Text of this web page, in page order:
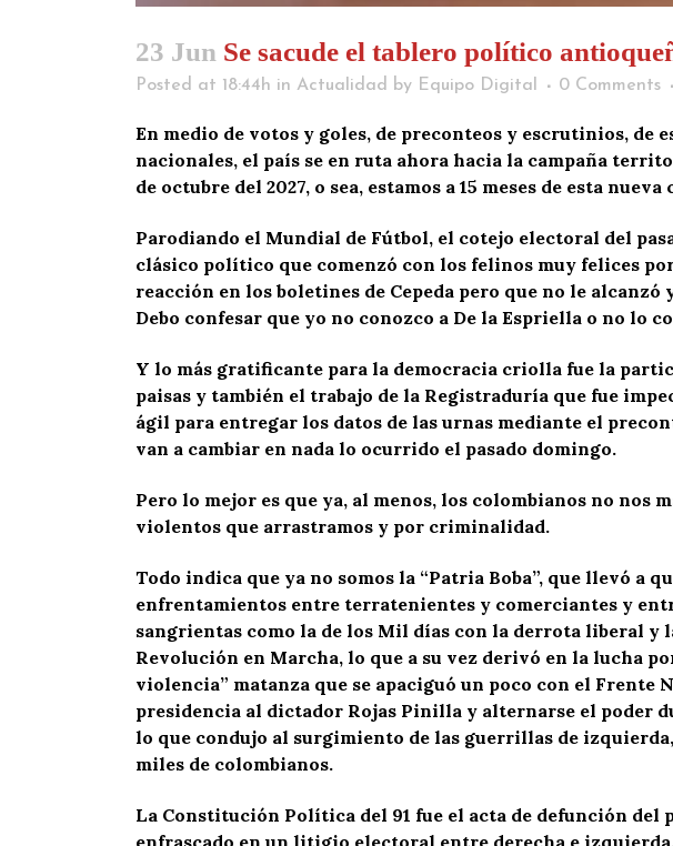
23 Jun Se sacude el tablero político
Posted at 18:44h in Actualidad by Equipo Digital 0 Comments
En medio de votos y goles, de preconteos y escrutinios,
nacionales, el país se en ruta ahora hacia la campaña
de octubre del 2027, o sea, estamos a 15 meses de esta
Parodiando el Mundial de Fútbol, el cotejo electoral del
clásico político que comenzó con los felinos muy felices
reacción en los boletines de Cepeda pero que no le
Debo confesar que yo no conozco a De la Espriella o no lo
Y lo más gratificante para la democracia criolla fue la
paisas y también el trabajo de la Registraduría que fue
ágil para entregar los datos de las urnas mediante el
van a cambiar en nada lo ocurrido el pasado domingo.
Pero lo mejor es que ya, al menos, los colombianos no
violentos que arrastramos y por criminalidad.
Todo indica que ya no somos la “Patria Boba”, que llevó a
enfrentamientos entre terratenientes y comerciantes y
sangrientas como la de los Mil días con la derrota liberal y
Revolución en Marcha, lo que a su vez derivó en la lucha
violencia” matanza que se apaciguó un poco con el Frente
presidencia al dictador Rojas Pinilla y alternarse el poder
lo que condujo al surgimiento de las guerrillas de
miles de colombianos.
La Constitución Política del 91 fue el acta de defunción
enfrascado en un litigio electoral entre derecha e